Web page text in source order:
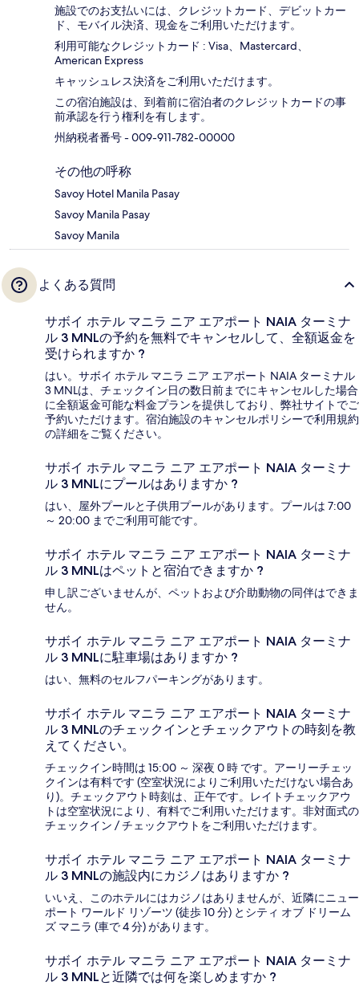
施設でのお支払いには、クレジットカード、デビットカー
ド、モバイル決済、現金をご利用いただけます。
利用可能なクレジットカード : Visa、Mastercard、
American Express
キャッシュレス決済をご利用いただけます。
この宿泊施設は、到着前に宿泊者のクレジットカードの事
前承認を行う権利を有します。
州納税者番号 - 009-911-782-00000
その他の呼称
Savoy Hotel Manila Pasay
Savoy Manila Pasay
Savoy Manila
よくある質問
サボイ ホテル マニラ ニア エアポート NAIA ターミナ
ル 3 MNLの予約を無料でキャンセルして、全額返金を
受けられますか ?
はい。サボイ ホテル マニラ ニア エアポート NAIA ターミナル
3 MNLは、チェックイン日の数日前までにキャンセルした場合
に全額返金可能な料金プランを提供しており、弊社サイトでご
予約いただけます。宿泊施設のキャンセルポリシーで利用規約
の詳細をご覧ください。
サボイ ホテル マニラ ニア エアポート NAIA ターミナ
ル 3 MNLにプールはありますか ?
はい、屋外プールと子供用プールがあります。プールは 7:00
～ 20:00 までご利用可能です。
サボイ ホテル マニラ ニア エアポート NAIA ターミナ
ル 3 MNLはペットと宿泊できますか ?
申し訳ございませんが、ペットおよび介助動物の同伴はできま
せん。
サボイ ホテル マニラ ニア エアポート NAIA ターミナ
ル 3 MNLに駐車場はありますか ?
はい、無料のセルフパーキングがあります。
サボイ ホテル マニラ ニア エアポート NAIA ターミナ
ル 3 MNLのチェックインとチェックアウトの時刻を教
えてください。
チェックイン時間は 15:00 ～ 深夜 0 時 です。アーリーチェッ
クインは有料です (空室状況によりご利用いただけない場合あ
り)。チェックアウト時刻は、正午です。レイトチェックアウ
トは空室状況により、有料でご利用いただけます。非対面式の
チェックイン / チェックアウトをご利用いただけます。
サボイ ホテル マニラ ニア エアポート NAIA ターミナ
ル 3 MNLの施設内にカジノはありますか ?
いいえ、このホテルにはカジノはありませんが、近隣にニュー
ポート ワールド リゾーツ (徒歩 10 分) とシティ オブ ドリーム
ズ マニラ (車で 4 分) があります。
サボイ ホテル マニラ ニア エアポート NAIA ターミナ
ル 3 MNLと近隣では何を楽しめますか ?